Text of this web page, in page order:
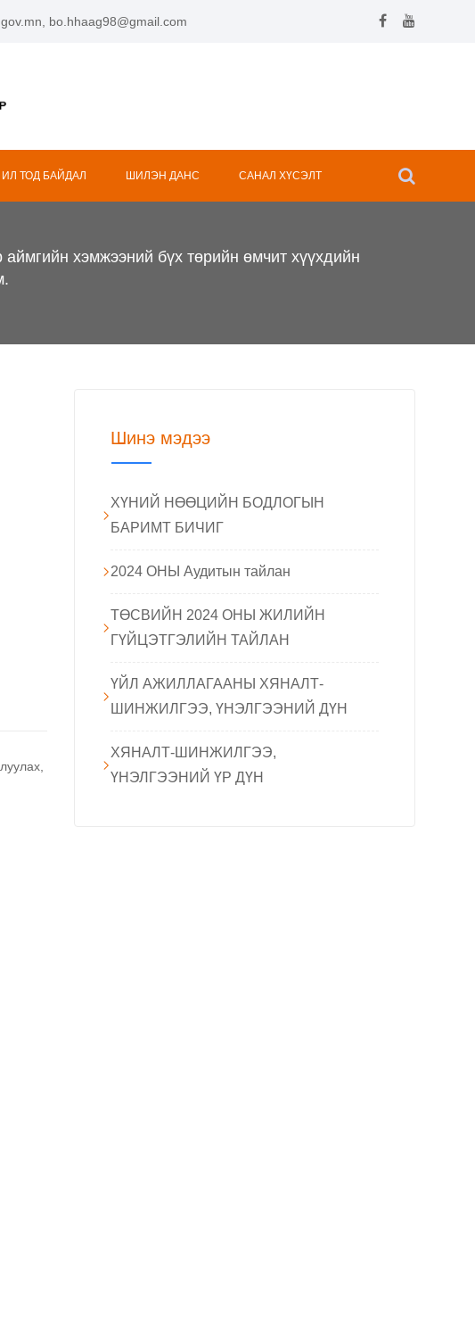
bo.hhaag98@gmail.com
ИЛ ТОД БАЙДАЛ ШИЛЭН ДАНС САНАЛ ХҮСЭЛТ
хэмжээний бүх төрийн өмчит хүүхдийн
Шинэ мэдээ
ХҮНИЙ НӨӨЦИЙН БОДЛОГЫН
БАРИМТ БИЧИГ
2024 ОНЫ Аудитын тайлан
ТӨСВИЙН 2024 ОНЫ ЖИЛИЙН
ГҮЙЦЭТГЭЛИЙН ТАЙЛАН
ҮЙЛ АЖИЛЛАГААНЫ ХЯНАЛТ-
ШИНЖИЛГЭЭ, ҮНЭЛГЭЭНИЙ ДҮН
ХЯНАЛТ-ШИНЖИЛГЭЭ,
ҮНЭЛГЭЭНИЙ ҮР ДҮН